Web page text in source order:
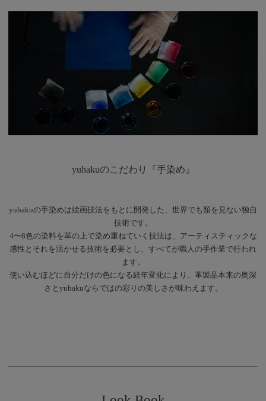
yuhakuのこだわり『手染め』
yuhakuの手染めは絵画技法をもとに開発した、世界でも類を見ない独自
技術です。
4〜8色の染料を革の上で染め重ねていく技法は、アーティスティックな
感性とそれを活かせる技術を必要とし、すべてが職人の手作業で行われ
ます。
使い込むほどに自分だけの色になる経年変化により、革製品本来の奥深
さとyuhakuならではの彩りの美しさが味わえます。